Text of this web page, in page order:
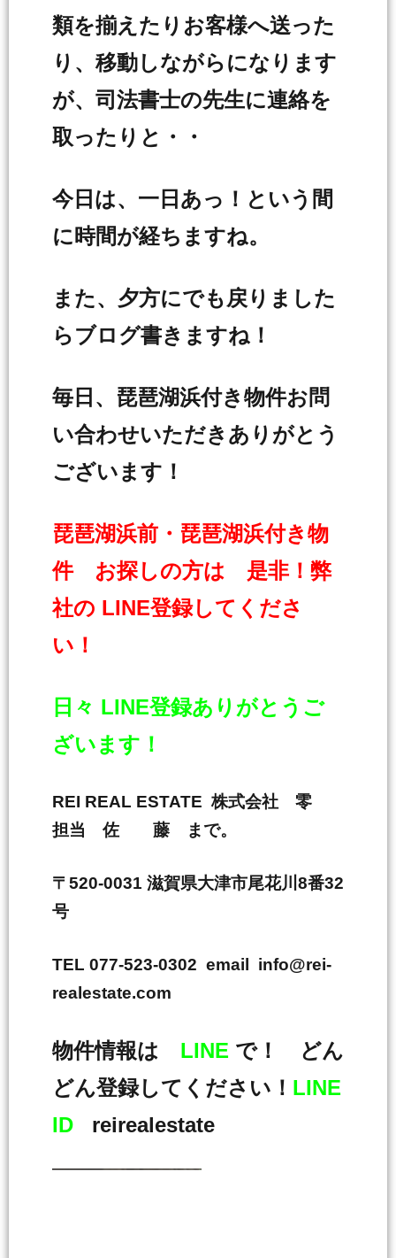
類を揃えたりお客様へ送った
り、移動しながらになります
が、司法書士の先生に連絡を
取ったりと・・
今日は、一日あっ！という間
に時間が経ちますね。
また、夕方にでも戻りました
らブログ書きますね！
毎日、琵琶湖浜付き物件お問
い合わせいただきありがとう
ございます！
琵琶湖浜前・琵琶湖浜付き物
件 お探しの方は 是非！弊
社の LINE登録してくださ
い！
日々 LINE登録ありがとうご
ざいます！
REI REAL ESTATE 株式会社 零
担当 佐 藤 まで。
〒520-0031 滋賀県大津市尾花川8番32
号
TEL 077-523-0302 email info@rei-
realestate.com
物件情報は LINE で！ どん
どん登録してください！ LINE
ID reirealestate